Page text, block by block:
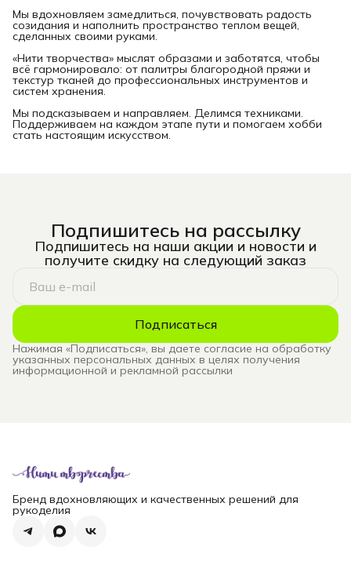
Мы вдохновляем замедлиться, почувствовать радость
созидания и наполнить пространство теплом вещей,
сделанных своими руками.
«Нити творчества» мыслят образами и заботятся, чтобы
всё гармонировало: от палитры благородной пряжи и
текстур тканей до профессиональных инструментов и
систем хранения.
Мы подсказываем и направляем. Делимся техниками.
Поддерживаем на каждом этапе пути и помогаем хобби
стать настоящим искусством.
Подпишитесь на рассылку
Подпишитесь на наши акции и новости и
получите скидку на следующий заказ
Подписаться
Нажимая «Подписаться», вы даете согласие на обработку
указанных персональных данных в целях получения
информационной и рекламной рассылки
Бренд вдохновляющих и качественных решений для
рукоделия